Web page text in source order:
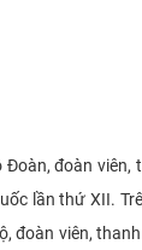
đoàn viên,
lần thứ XII.
đoàn viên,